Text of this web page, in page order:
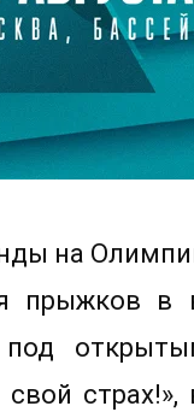
на
прыжков в